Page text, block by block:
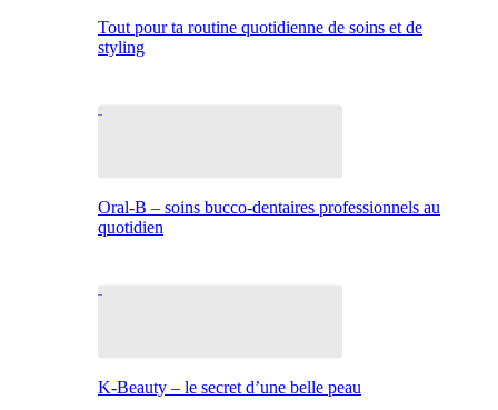
Tout pour ta routine quotidienne de soins et de
styling
Oral-B – soins bucco-dentaires professionnels au
quotidien
K-Beauty – le secret d’une belle peau